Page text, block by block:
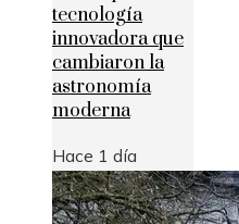
tecnología
innovadora que
cambiaron la
astronomía
moderna
Hace 1 día